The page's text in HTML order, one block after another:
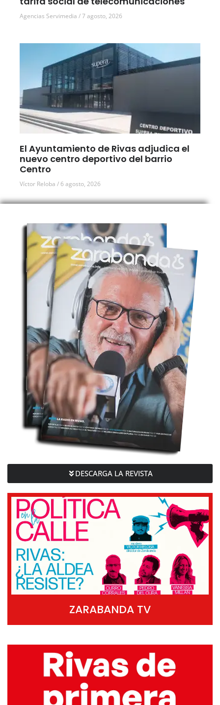
Agencias Servimedia 7 agosto, 2026
El Ayuntamiento de Rivas adjudica el
nuevo centro deportivo del barrio
Centro
Víctor Reloba 6 agosto, 2026
DESCARGA LA REVISTA
ZARABANDA TV